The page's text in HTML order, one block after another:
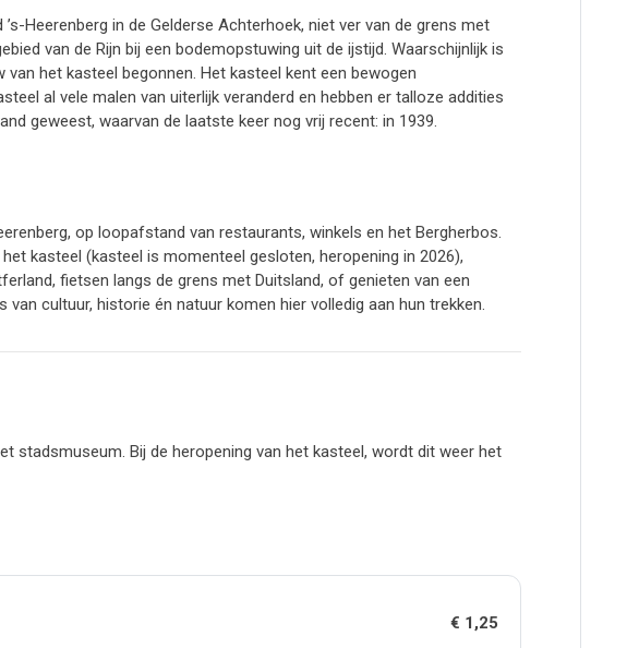
Heerenberg in de Gelderse Achterhoek, niet ver van de grens met
van de Rijn bij een bodemopstuwing uit de ijstijd. Waarschijnlijk is
het kasteel begonnen. Het kasteel kent een bewogen
al vele malen van uiterlijk veranderd en hebben er talloze addities
geweest, waarvan de laatste keer nog vrij recent: in 1939.
op loopafstand van restaurants, winkels en het Bergherbos.
kasteel (kasteel is momenteel gesloten, heropening in 2026),
fietsen langs de grens met Duitsland, of genieten van een
cultuur, historie én natuur komen hier volledig aan hun trekken.
stadsmuseum. Bij de heropening van het kasteel, wordt dit weer het
€ 1,25